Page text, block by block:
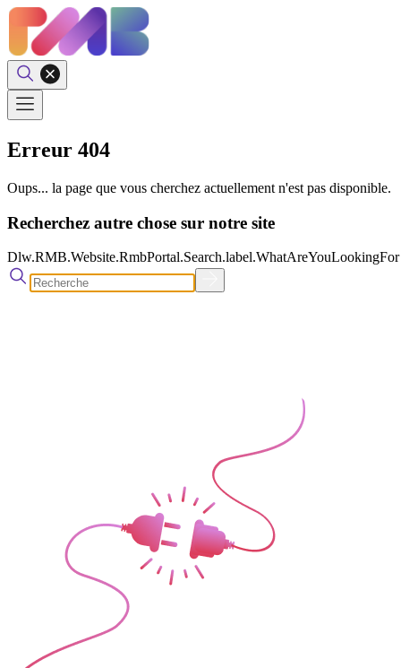
Erreur 404
Oups... la page que vous cherchez actuellement n'est pas disponible.
Recherchez autre chose sur notre site
Dlw.RMB.Website.RmbPortal.Search.label.WhatAreYouLookingFor